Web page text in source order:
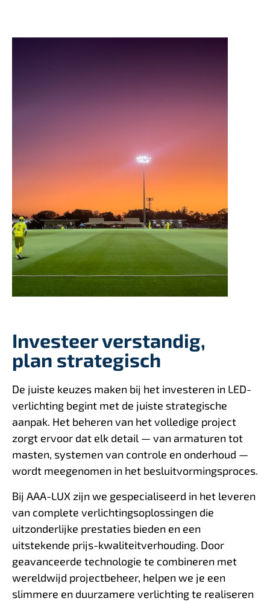
Investeer verstandig,
plan strategisch
De juiste keuzes maken bij het investeren in LED-
verlichting begint met de juiste strategische
aanpak. Het beheren van het volledige project
zorgt ervoor dat elk detail — van armaturen tot
masten, systemen van controle en onderhoud —
wordt meegenomen in het besluitvormingsproces.
Bij AAA-LUX zijn we gespecialiseerd in het leveren
van complete verlichtingsoplossingen die
uitzonderlijke prestaties bieden en een
uitstekende prijs-kwaliteitverhouding. Door
geavanceerde technologie te combineren met
wereldwijd projectbeheer, helpen we je een
slimmere en duurzamere verlichting te realiseren